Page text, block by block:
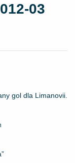
03
gol dla Limanovii.